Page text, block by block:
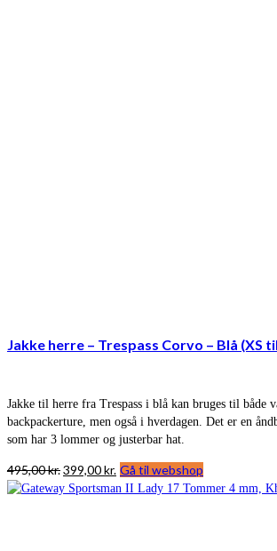
Jakke herre – Trespass Corvo – Blå (XS
Jakke til herre fra Trespass i blå kan bruges til både
backpackerture, men også i hverdagen. Det er en
som har 3 lommer og justerbar hat.
495,00kr.Den
oprindelige
399,00kr. Den
aktuelle
Gå til webshop